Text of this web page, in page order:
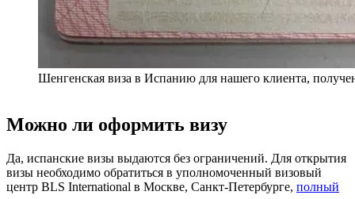
Шенгенская виза в Испанию для нашего клиента,
Можно ли оформить визу
Да, испанские визы выдаются без ограничений. Для открытия
визы необходимо обратиться в уполномоченный визовый
центр BLS International в Москве, Санкт-Петербурге, полный